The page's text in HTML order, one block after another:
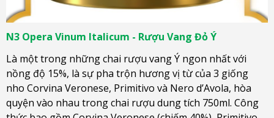
N3 Opera Vinum Italicum - Rượu Vang Đỏ Ý
Là một trong những chai rượu vang Ý ngon nhất với
nồng độ 15%, là sự pha trộn hương vị từ của 3 giống
nho Corvina Veronese, Primitivo và Nero d’Avola, hòa
quyện vào nhau trong chai rượu dung tích 750ml. Công